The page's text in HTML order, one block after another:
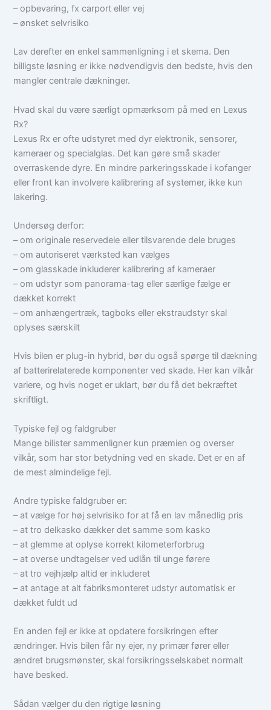
– opbevaring, fx carport eller vej
– ønsket selvrisiko
Lav derefter en enkel sammenligning i et skema. Den
billigste løsning er ikke nødvendigvis den bedste, hvis den
mangler centrale dækninger.
Hvad skal du være særligt opmærksom på med en Lexus
Rx?
Lexus Rx er ofte udstyret med dyr elektronik, sensorer,
kameraer og specialglas. Det kan gøre små skader
overraskende dyre. En mindre parkeringsskade i kofanger
eller front kan involvere kalibrering af systemer, ikke kun
lakering.
Undersøg derfor:
– om originale reservedele eller tilsvarende dele bruges
– om autoriseret værksted kan vælges
– om glasskade inkluderer kalibrering af kameraer
– om udstyr som panorama-tag eller særlige fælge er
dækket korrekt
– om anhængertræk, tagboks eller ekstraudstyr skal
oplyses særskilt
Hvis bilen er plug-in hybrid, bør du også spørge til dækning
af batterirelaterede komponenter ved skade. Her kan vilkår
variere, og hvis noget er uklart, bør du få det bekræftet
skriftligt.
Typiske fejl og faldgruber
Mange bilister sammenligner kun præmien og overser
vilkår, som har stor betydning ved en skade. Det er en af
de mest almindelige fejl.
Andre typiske faldgruber er:
– at vælge for høj selvrisiko for at få en lav månedlig pris
– at tro delkasko dækker det samme som kasko
– at glemme at oplyse korrekt kilometerforbrug
– at overse undtagelser ved udlån til unge førere
– at tro vejhjælp altid er inkluderet
– at antage at alt fabriksmonteret udstyr automatisk er
dækket fuldt ud
En anden fejl er ikke at opdatere forsikringen efter
ændringer. Hvis bilen får ny ejer, ny primær fører eller
ændret brugsmønster, skal forsikringsselskabet normalt
have besked.
Sådan vælger du den rigtige løsning